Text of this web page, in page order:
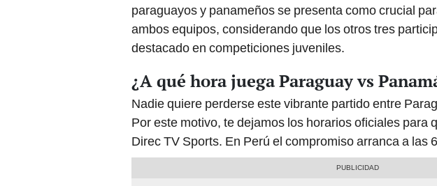
paraguayos y panameños se presenta como crucial
ambos equipos, considerando que los otros tres
destacado en competiciones juveniles.
¿A qué hora juega Paraguay vs
Nadie quiere perderse este vibrante partido entre
Por este motivo, te dejamos los horarios oficiales para
Direc TV Sports. En Perú el compromiso arranca a las